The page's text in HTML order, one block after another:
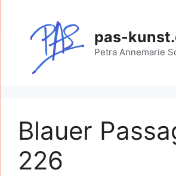
springen
pas-
Petra Annemarie
Blauer
226